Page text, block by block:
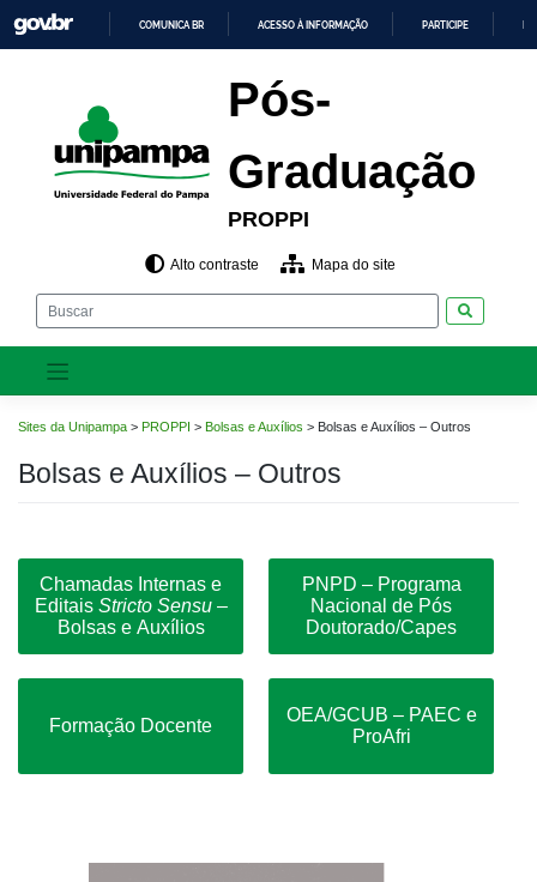
para
o
O
CONTEÚDO
COMUNICA BR ACESSO À INFORMAÇÃO PARTICIPE
Pós-
Graduação
PROPPI
Alto contraste Mapa do site
Sites da Unipampa > PROPPI > Bolsas e Auxílios > Bolsas e Auxílios – Outros
Bolsas e Auxílios – Outros
Chamadas Internas e
Editais Stricto Sensu–
Bolsas e Auxílios
PNPD – Programa
Nacional de Pós
Doutorado/Capes
Formação Docente
OEA/GCUB – PAEC e
ProAfri